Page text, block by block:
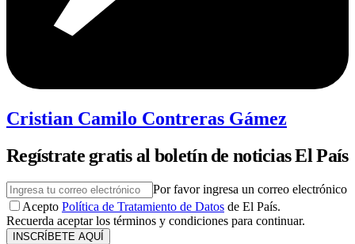
Cristian Camilo Contreras Gámez
Regístrate gratis al boletín de noticias El País
Por favor ingresa un correo electrónico
Acepto Política de Tratamiento de Datos de El País.
Recuerda aceptar los términos y condiciones para continuar.
INSCRÍBETE AQUÍ